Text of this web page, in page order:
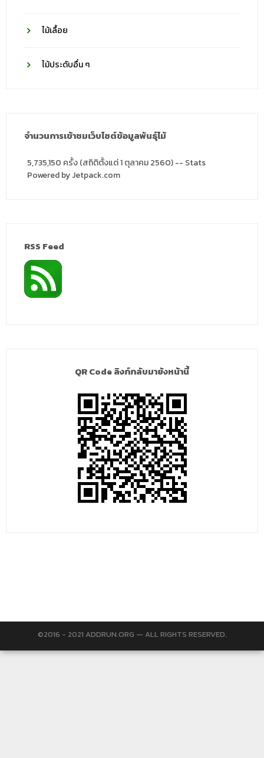
ไม้เลื้อย
ไม้ประดับอื่น ๆ
จำนวนการเข้าชมเว็บไซต์ข้อมูลพันธุ์ไม้
5,735,150 ครั้ง (สถิติตั้งแต่ 1 ตุลาคม 2560) -- Stats
Powered by Jetpack.com
RSS Feed
QR Code ลิงก์กลับมายังหน้านี้
©2016 - 2021 ADDRUN.ORG — ALL RIGHTS RESERVED.